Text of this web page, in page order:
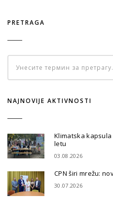
PRETRAGA
NAJNOVIJE AKTIVNOSTI
Klimatska
letu
03.08.2026
CPN širi mrežu:
30.07.2026